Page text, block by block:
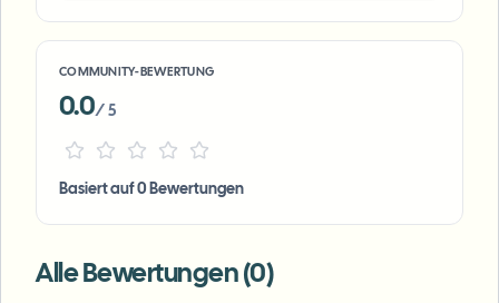
COMMUNITY-BEWERTUNG
0.0/ 5
Basiert auf 0 Bewertungen
Alle Bewertungen (0)